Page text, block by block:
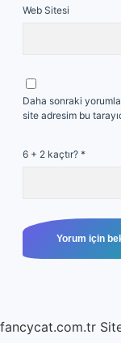
Web Sitesi
Daha sonraki
site adresim bu
6 + 2 kaçtır? *
fancycat.com.tr